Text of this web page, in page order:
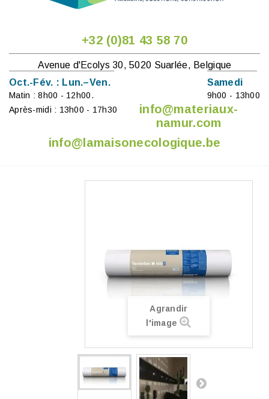
+32 (0)81 43 58 70
Avenue d'Ecolys 30, 5020 Suarlée, Belgique
Oct.-Fév. : Lun.–Ven.
Matin : 8h00 - 12h00.
Après-midi : 13h00 - 17h30
Samedi
9h00 - 13h00
info@materiaux-
namur.com
info@lamaisonecologique.be
Agrandir
l'image